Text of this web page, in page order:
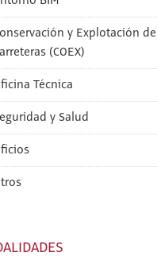
y Explotación de
(COEX)
Técnica
y Salud